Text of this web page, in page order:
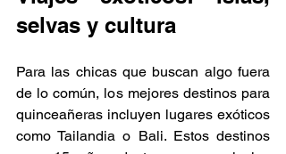
selvas y cultura
Para las chicas que buscan algo fuera
de lo común, los mejores destinos para
quinceañeras incluyen lugares exóticos
como Tailandia o Bali. Estos destinos